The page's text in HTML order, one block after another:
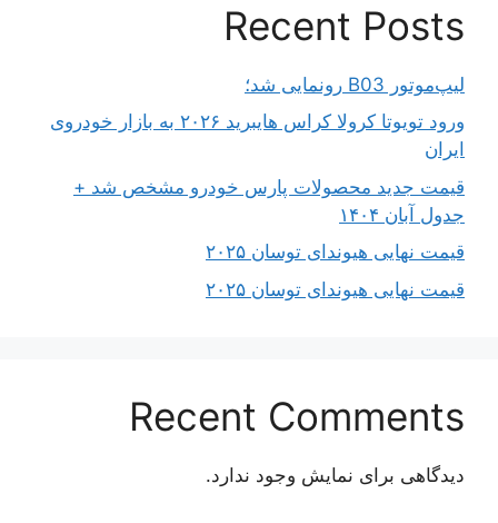
Recent Posts
لیپ‌موتور B03 رونمایی شد؛
ورود تویوتا کرولا کراس هایبرید ۲۰۲۶ به بازار خودروی
ایران
قیمت جدید محصولات پارس خودرو مشخص شد +
جدول آبان ۱۴۰۴
قیمت نهایی هیوندای توسان ۲۰۲۵
قیمت نهایی هیوندای توسان ۲۰۲۵
Recent Comments
دیدگاهی برای نمایش وجود ندارد.